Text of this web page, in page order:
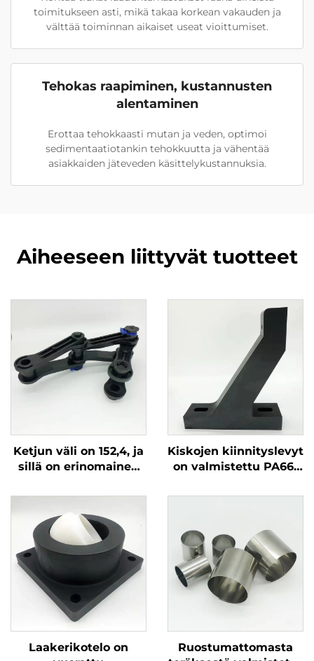
toimitukseen asti, mikä takaa korkean vakauden ja
välttää toiminnan aikaiset useat vioittumiset.
Tehokas raapiminen, kustannusten
alentaminen
Erottaa tehokkaasti mutan ja veden, optimoi
sedimentaatiotankin tehokkuutta ja vähentää
asiakkaiden jäteveden käsittelykustannuksia.
Aiheeseen liittyvät tuotteet
Ketjun väli on 152,4, ja
sillä on erinomainen
koostuu kolmesta
osasta, se on helppo
asentaa ja sen
murtolujuus on yli 3
tonnia
Kiskojen kiinnityslevyt
on valmistettu PA66-
korroosionkestäviä
Laakerikotelo on
Ruostumattomasta